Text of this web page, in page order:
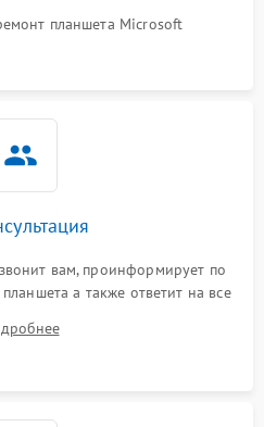
планшета Microsoft
вам, проинформирует по
а также ответит на все